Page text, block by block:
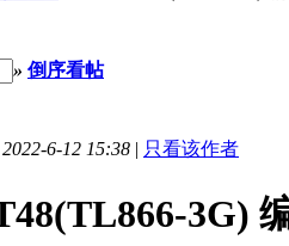
» 倒序看帖
6-12 15:38 | 只看该作者
3G)